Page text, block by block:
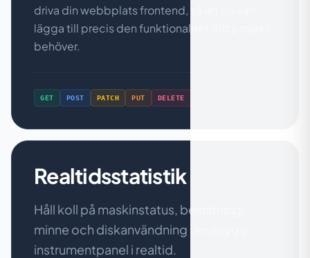
driva din webbplats frontend, så att du kan
lägga till precis den funktionalitet ditt projekt
behöver.
GET POST PATCH PUT DELETE
Realtidsstatistik
Håll koll på maskinstatus, belastning,
minne och diskanvändning i en snygg
instrumentpanel i realtid.